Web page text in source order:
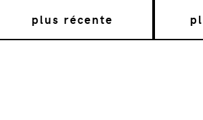
plus récente